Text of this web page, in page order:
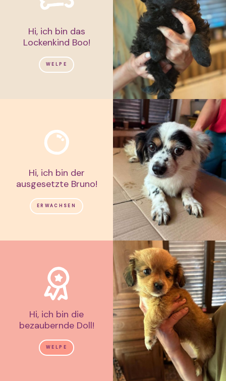
Hi, ich bin das
Lockenkind Boo!
WELPE
Hi, ich bin der
ausgesetzte Bruno!
ERWACHSEN
Hi, ich bin die
bezaubernde Doll!
WELPE